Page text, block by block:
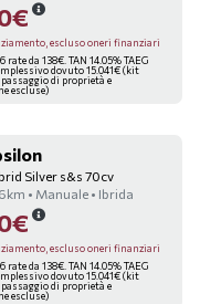
escluso oneri finanziari
rate da 138€. TAN 14.05% TAEG
dovuto 15.041€ (kit
passaggio di proprietà e
escluse)
Silver s&s 70cv
• Manuale • Ibrida
escluso oneri finanziari
rate da 138€. TAN 14.05% TAEG
dovuto 15.041€ (kit
passaggio di proprietà e
escluse)